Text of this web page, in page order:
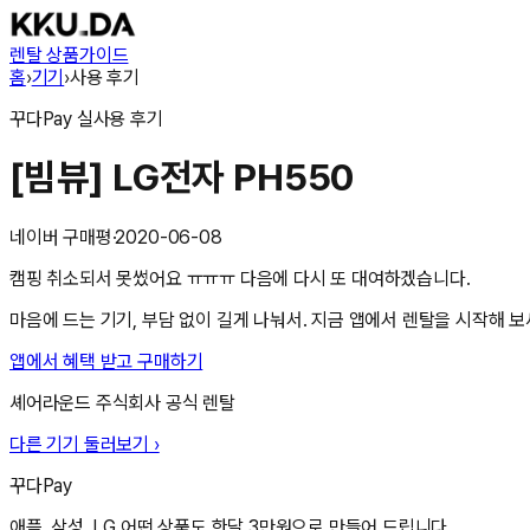
렌탈 상품가이드
홈›기기›사용 후기
꾸다Pay 실사용 후기
[빔뷰] LG전자 PH550
네이버 구매평·2020-06-08
캠핑 취소되서 못썼어요 ㅠㅠㅠ 다음에 다시 또 대여하겠습니다.
마음에 드는 기기, 부담 없이 길게 나눠서. 지금 앱에서 렌탈을 시작해 보
앱에서 혜택 받고 구매하기
셰어라운드 주식회사 공식 렌탈
다른 기기 둘러보기 ›
꾸다Pay